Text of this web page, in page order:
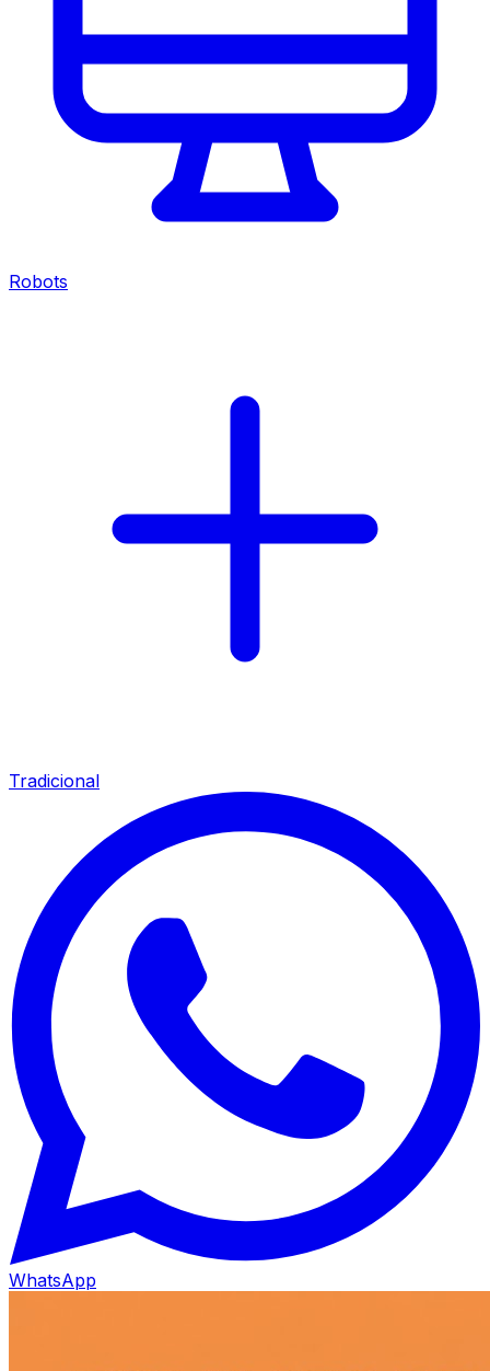
Robots
Tradicional
WhatsApp